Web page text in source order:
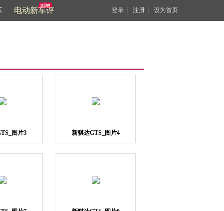
电动新车评 登录 注册 设为首页
图片3 新骐达GTS_图片4